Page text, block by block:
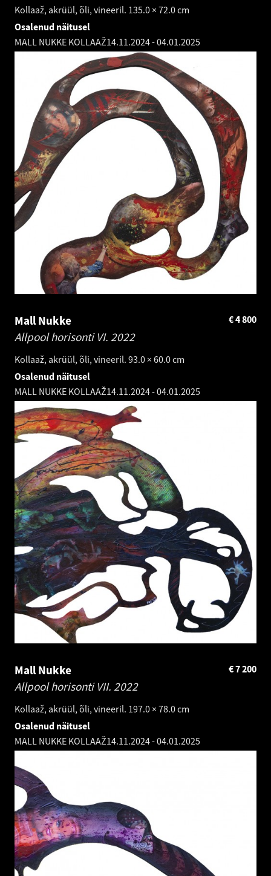
Kollaaž, akrüül, õli, vineeril. 135.0 × 72.0 cm
Osalenud näitusel
MALL NUKKE KOLLAAŽ14.11.2024-04.01.2025
Mall Nukke
Allpool horisonti VI. 2022
Kollaaž, akrüül, õli, vineeril. 93.0 × 60.0 cm
4 800
€
Osalenud näitusel
MALL NUKKE KOLLAAŽ14.11.2024-04.01.2025
Mall Nukke
Allpool horisonti VII. 2022
Kollaaž, akrüül, õli, vineeril. 197.0 × 78.0 cm
7 200
€
Osalenud näitusel
MALL NUKKE KOLLAAŽ14.11.2024-04.01.2025